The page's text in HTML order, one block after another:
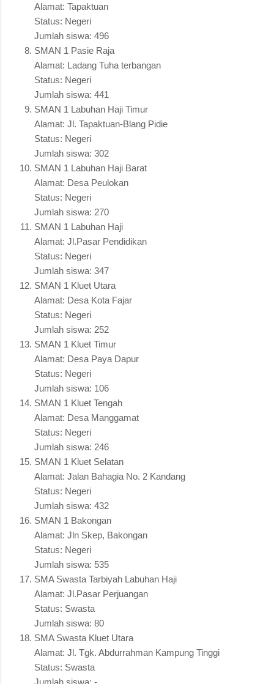
Alamat: Tapaktuan
Status: Negeri
Jumlah siswa: 496
SMAN 1 Pasie Raja
Alamat: Ladang Tuha terbangan
Status: Negeri
Jumlah siswa: 441
SMAN 1 Labuhan Haji Timur
Alamat: Jl. Tapaktuan-Blang Pidie
Status: Negeri
Jumlah siswa: 302
SMAN 1 Labuhan Haji Barat
Alamat: Desa Peulokan
Status: Negeri
Jumlah siswa: 270
SMAN 1 Labuhan Haji
Alamat: Jl.Pasar Pendidikan
Status: Negeri
Jumlah siswa: 347
SMAN 1 Kluet Utara
Alamat: Desa Kota Fajar
Status: Negeri
Jumlah siswa: 252
SMAN 1 Kluet Timur
Alamat: Desa Paya Dapur
Status: Negeri
Jumlah siswa: 106
SMAN 1 Kluet Tengah
Alamat: Desa Manggamat
Status: Negeri
Jumlah siswa: 246
SMAN 1 Kluet Selatan
Alamat: Jalan Bahagia No. 2 Kandang
Status: Negeri
Jumlah siswa: 432
SMAN 1 Bakongan
Alamat: Jln Skep, Bakongan
Status: Negeri
Jumlah siswa: 535
SMA Swasta Tarbiyah Labuhan Haji
Alamat: Jl.Pasar Perjuangan
Status: Swasta
Jumlah siswa: 80
SMA Swasta Kluet Utara
Alamat: Jl. Tgk. Abdurrahman Kampung Tinggi
Status: Swasta
Jumlah siswa: -